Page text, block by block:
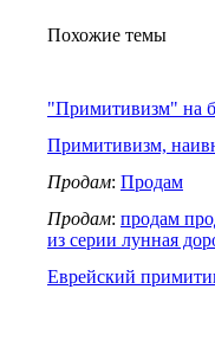
Похожие темы
"Примитивизм" на
Примитивизм,
Продам: Продам
Продам: продам
из серии лунная
Еврейский